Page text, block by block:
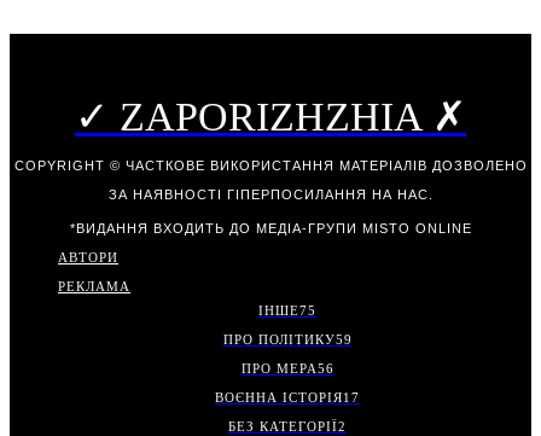
✓ ZAPORIZHZHIA ✗
COPYRIGHT © ЧАСТКОВЕ ВИКОРИСТАННЯ МАТЕРІАЛІВ ДОЗВОЛЕНО
ЗА НАЯВНОСТІ ГІПЕРПОСИЛАННЯ НА НАС.
*ВИДАННЯ ВХОДИТЬ ДО МЕДІА-ГРУПИ MISTO ONLINE
АВТОРИ
РЕКЛАМА
ІНШЕ75
ПРО ПОЛІТИКУ59
ПРО МЕРА56
ВОЄННА ІСТОРІЯ17
БЕЗ КАТЕГОРІЇ2